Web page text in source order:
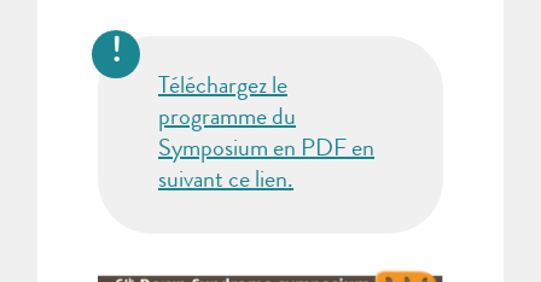
Téléchargez le
programme du
Symposium en PDF en
suivant ce lien.